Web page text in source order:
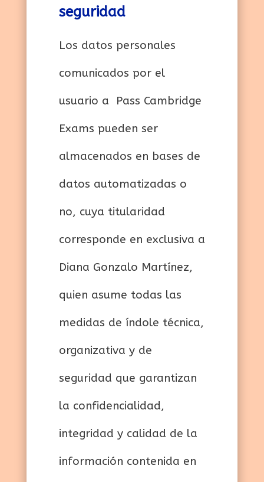
seguridad
Los datos personales
comunicados por el
usuario a Pass Cambridge
Exams pueden ser
almacenados en bases de
datos automatizadas o
no, cuya titularidad
corresponde en exclusiva a
Diana Gonzalo Martínez,
quien asume todas las
medidas de índole técnica,
organizativa y de
seguridad que garantizan
la confidencialidad,
integridad y calidad de la
información contenida en